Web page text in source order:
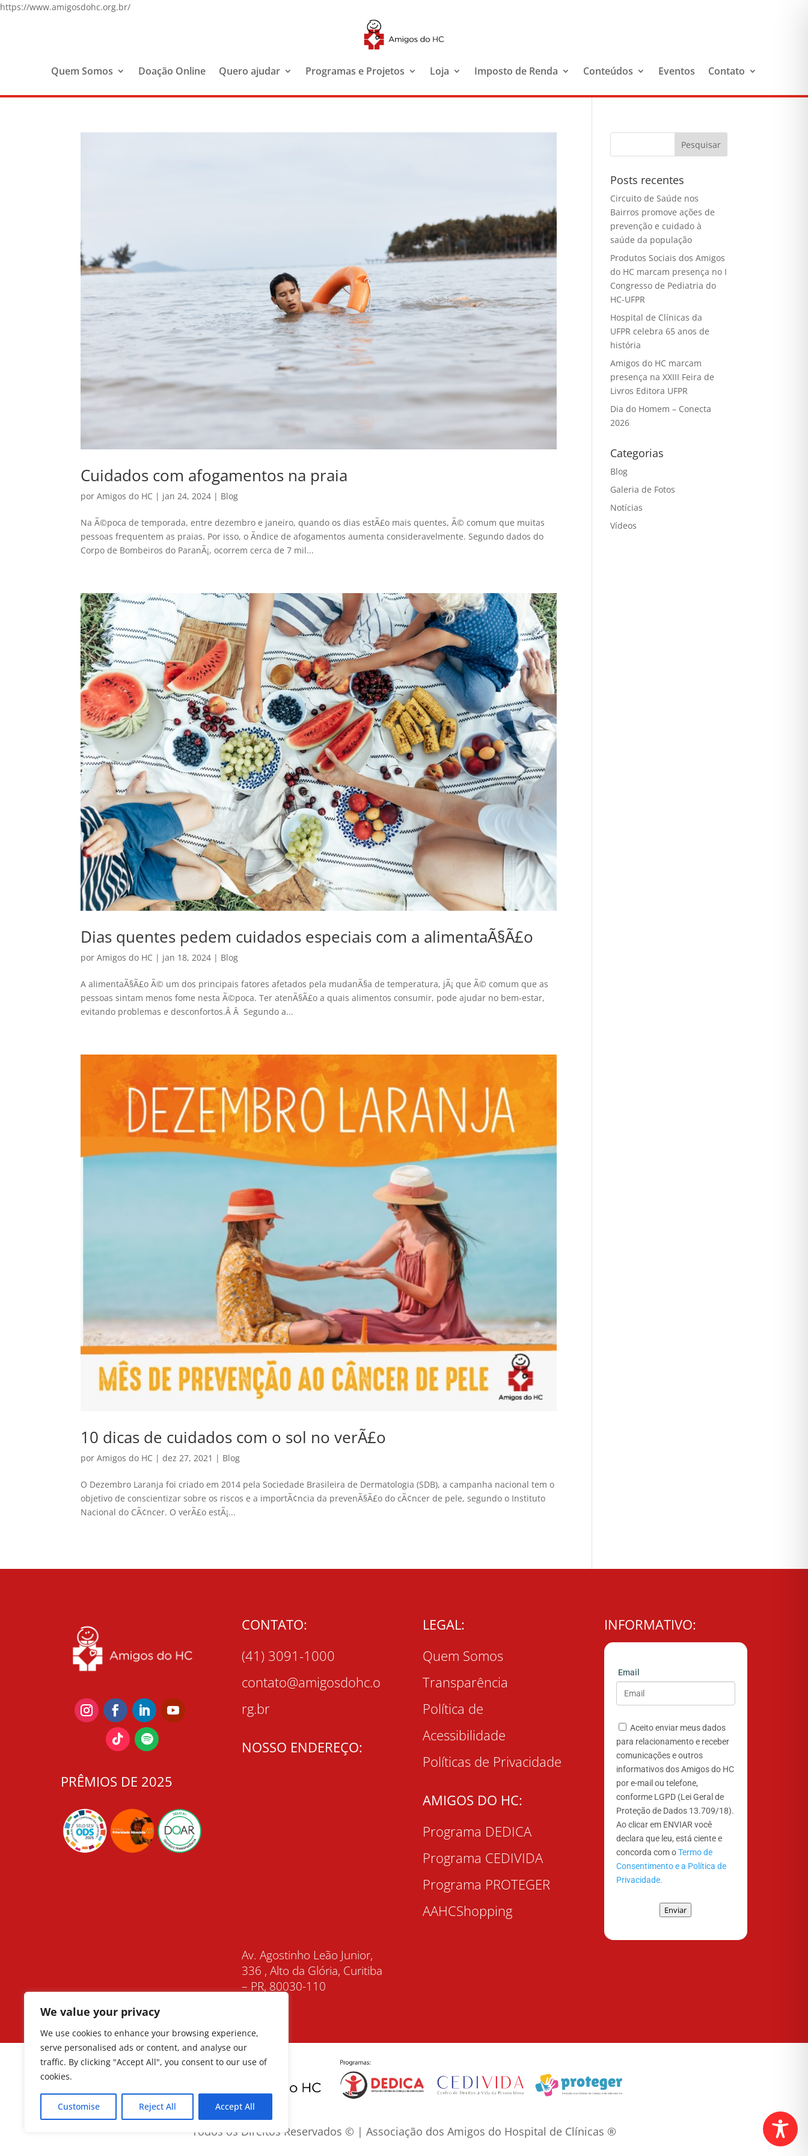
We value your privacy
We use cookies to enhance your browsing experience,
serve personalised ads or content, and analyse our
traffic. By clicking "Accept All", you consent to our use of
cookies.
Customise Reject All Accept All
https://www.amigosdohc.org.br/
Quem Somos Doação Online Quero ajudar Programas e Projetos Loja Imposto de Renda Conteúdos Eventos Contato
Cuidados com afogamentos na praia
porAmigos do HC | jan 24, 2024 | Blog
Na Ã©poca de temporada, entre dezembro e janeiro, quando os dias estÃ£o mais quentes, Ã© comum que muitas
pessoas frequentem as praias. Por isso, o Ã­ndice de afogamentos aumenta consideravelmente. Segundo dados do
Corpo de Bombeiros do ParanÃ¡, ocorrem cerca de 7 mil...
Dias quentes pedem cuidados especiais com a alimentaÃ§Ã£o
porAmigos do HC | jan 18, 2024 | Blog
A alimentaÃ§Ã£o Ã© um dos principais fatores afetados pela mudanÃ§a de temperatura, jÃ¡ que Ã© comum que as
pessoas sintam menos fome nesta Ã©poca. Ter atenÃ§Ã£o a quais alimentos consumir, pode ajudar no bem-estar,
evitando problemas e desconfortos.Â Â Segundo a...
10 dicas de cuidados com o sol no verÃ£o
porAmigos do HC |dez 27, 2021 | Blog
O Dezembro Laranja foi criado em 2014 pela Sociedade Brasileira de Dermatologia (SDB), a campanha nacional tem o
objetivo de conscientizar sobre os riscos e a importÃ¢ncia da prevenÃ§Ã£o do cÃ¢ncer de pele, segundo o Instituto
Nacional do CÃ¢ncer. O verÃ£o estÃ¡...
Posts recentes
Circuito de Saúde nos
Bairros promove ações de
prevenção e cuidado à
saúde da população
Produtos Sociais dos Amigos
do HC marcam presença no I
Congresso de Pediatria do
HC-UFPR
Hospital de Clínicas da
UFPR celebra 65 anos de
história
Amigos do HC marcam
presença na XXIII Feira de
Livros Editora UFPR
Dia do Homem – Conecta
2026
Categorias
Blog
Galeria de Fotos
Notícias
Vídeos
PRÊMIOS DE 2025
CONTATO:
(41) 3091-1000
contato@amigosdohc.o
rg.br
NOSSO ENDEREÇO:
Av. Agostinho Leão Junior,
336 , Alto da Glória, Curitiba
– PR, 80030-110
LEGAL:
Quem Somos
Transparência
Política de
Acessibilidade
Políticas de Privacidade
AMIGOS DO HC:
Programa DEDICA
Programa CEDIVIDA
Programa PROTEGER
AAHCShopping
INFORMATIVO:
Email
Aceito enviar meus dados
para relacionamento e receber
comunicações e outros
informativos dos Amigos do HC
por e-mail ou telefone,
conforme LGPD (Lei Geral de
Proteção de Dados 13.709/18).
Ao clicar em ENVIAR você
declara que leu, está ciente e
concorda com oTermo de
Consentimento e a Política de
Privacidade.
Enviar
Todos os Direitos Reservados © | Associação dos Amigos do Hospital de Clínicas ®